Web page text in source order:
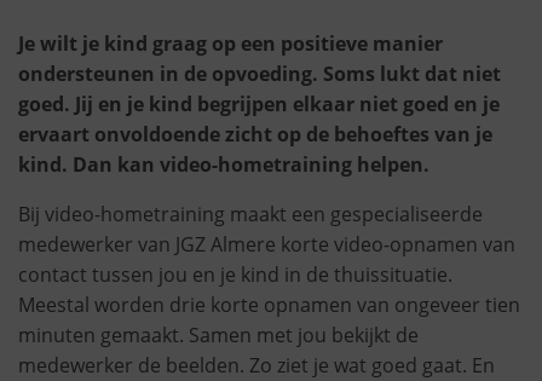
Je wilt je kind graag op een positieve manier
ondersteunen in de opvoeding. Soms lukt dat niet
goed. Jij en je kind begrijpen elkaar niet goed en je
ervaart onvoldoende zicht op de behoeftes van je
kind. Dan kan video-hometraining helpen.
Bij video-hometraining maakt een gespecialiseerde
medewerker van JGZ Almere korte video-opnamen van
contact tussen jou en je kind in de thuissituatie.
Meestal worden drie korte opnamen van ongeveer tien
minuten gemaakt. Samen met jou bekijkt de
medewerker de beelden. Zo ziet je wat goed gaat. En